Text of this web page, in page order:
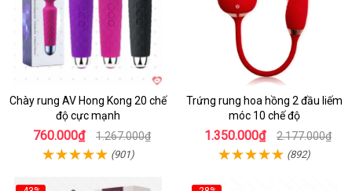
Chày rung AV Hong Kong 20 chế
độ cực mạnh
760.000₫ 1.267.000₫
(901)
Trứng rung hoa hồng 2 đầu liếm
móc 10 chế độ
1.350.000₫ 2.177.000₫
(892)